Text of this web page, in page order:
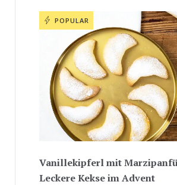
POPULAR
Vanillekipferl mit
Leckere Kekse im Advent